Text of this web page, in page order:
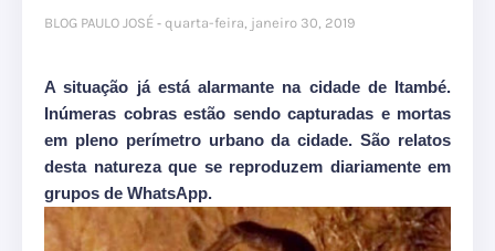
BLOG PAULO JOSÉ quarta-feira, janeiro 30, 2019
A situação já está alarmante na cidade de Itambé.
Inúmeras cobras estão sendo capturadas e mortas
em pleno perímetro urbano da cidade. São relatos
desta natureza que se reproduzem diariamente em
grupos de WhatsApp.